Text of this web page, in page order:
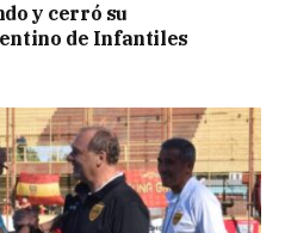
y cerró su
de Infantiles